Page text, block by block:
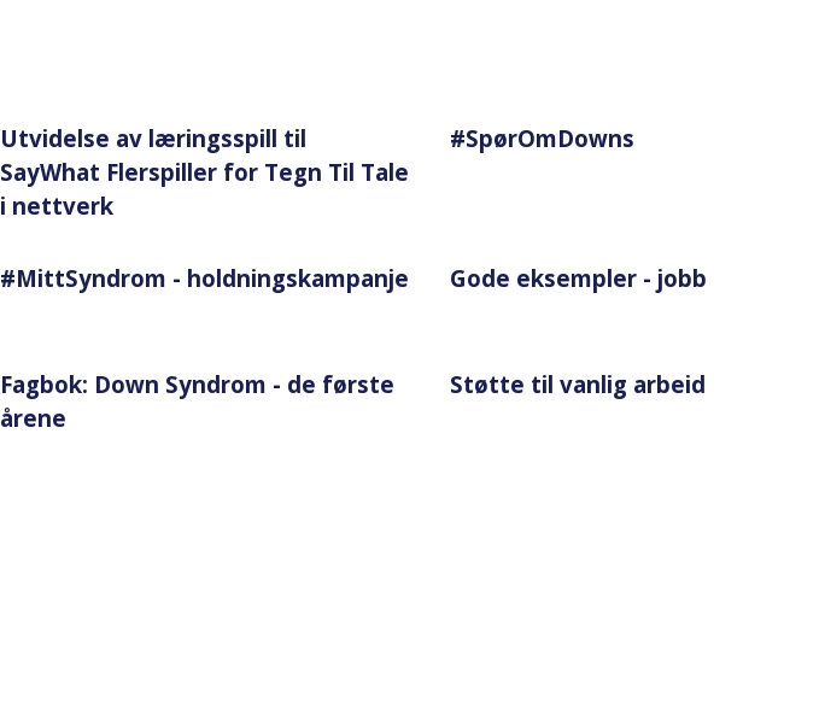
Utvidelse av læringsspill til
SayWhat Flerspiller for Tegn Til Tale
i nettverk
#SpørOmDowns
#MittSyndrom - holdningskampanje Gode eksempler - jobb
Fagbok: Down Syndrom - de første
årene
Støtte til vanlig arbeid